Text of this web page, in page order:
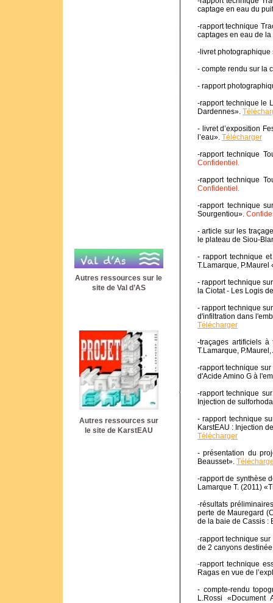
captage en eau du
-rapport technique
captages en eau de
-livret
- compte rendu sur la
- rapport
-rapport technique le
Dardennes».
- livret d’exposition
l’eau». Télécharger
-rapport technique
Confidentiel.
-rapport technique
Confidentiel.
-rapport technique
Sourgentiou».
- article sur les
le plateau de Siou-
- rapport technique
T.Lamarque,
Autres ressources sur le
site de Val d’AS
- rapport technique
la Ciotat - Les Logis
- rapport technique
d'infiltration dans
Télécharger
-traçages artificiels à
T.Lamarque,
-rapport technique
d'Acide Amino G à
-rapport technique
Injection de
- rapport technique
KarstEAU : Injection
Télécharger
Autres ressources sur
le site de KarstEAU
- présentation du
Beausset».
-rapport de synthèse
Lamarque T. (2011)
-résultats
perte de Mauregard
de la baie de Cassis :
-rapport technique
de 2 canyons
-rapport technique
Ragas en vue de
- compte-rendu
L.Rossi